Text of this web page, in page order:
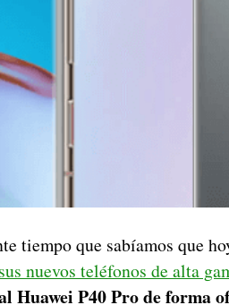
tiempo que sabíamos que
nuevos teléfonos de alta
Huawei P40 Pro de forma